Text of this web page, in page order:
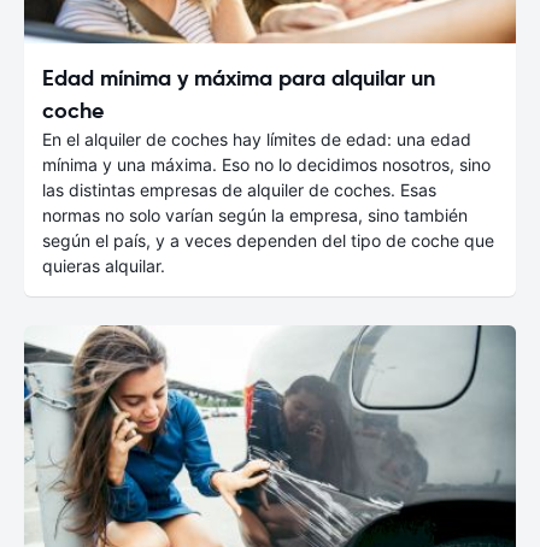
Edad mínima y máxima para alquilar un
coche
En el alquiler de coches hay límites de edad: una edad
mínima y una máxima. Eso no lo decidimos nosotros, sino
las distintas empresas de alquiler de coches. Esas
normas no solo varían según la empresa, sino también
según el país, y a veces dependen del tipo de coche que
quieras alquilar.